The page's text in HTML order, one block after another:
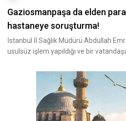
Gaziosmanpaşa da elden
hastaneye soruşturma!
İstanbul İl Sağlık Müdürü Abdullah
usulsüz işlem yapıldığı ve bir